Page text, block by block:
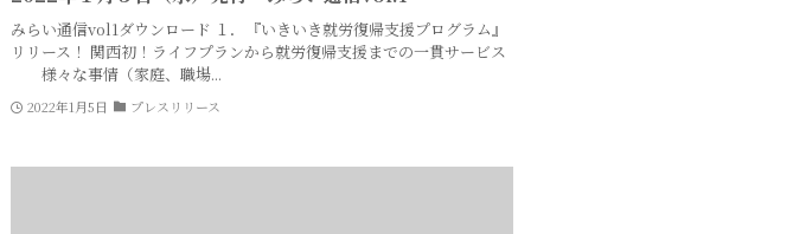
みらい通信vol1ダウンロード １．『いきいき就労復帰支援プログラム』
リリース！ 関西初！ライフプランから就労復帰支援までの一貫サービス
様々な事情（家庭、職場...
2022年1月5日 プレスリリース